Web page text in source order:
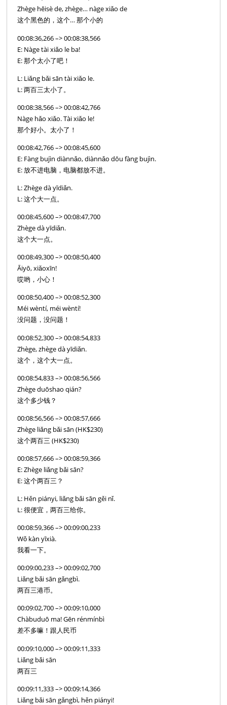
Zhège hēisè de, zhège… nàge xiǎo de
这个黑色的，这个… 那个小的
00:08:36,266 –> 00:08:38,566
E: Nàge tài xiǎo le ba!
E: 那个太小了吧！
L: Liǎng bǎi sān tài xiǎo le.
L: 两百三太小了。
00:08:38,566 –> 00:08:42,766
Nàge hǎo xiǎo. Tài xiǎo le!
那个好小。太小了！
00:08:42,766 –> 00:08:45,600
E: Fàng bujìn diànnǎo, diànnǎo dōu fàng bujìn.
E: 放不进电脑，电脑都放不进。
L: Zhège dà yīdiǎn.
L: 这个大一点。
00:08:45,600 –> 00:08:47,700
Zhège dà yīdiǎn.
这个大一点。
00:08:49,300 –> 00:08:50,400
Āiyō, xiǎoxīn!
哎哟，小心！
00:08:50,400 –> 00:08:52,300
Méi wèntí, méi wèntí!
没问题，没问题！
00:08:52,300 –> 00:08:54,833
Zhège, zhège dà yīdiǎn.
这个，这个大一点。
00:08:54,833 –> 00:08:56,566
Zhège duōshao qián?
这个多少钱？
00:08:56,566 –> 00:08:57,666
Zhège liǎng bǎi sān (HK$230)
这个两百三 (HK$230)
00:08:57,666 –> 00:08:59,366
E: Zhège liǎng bǎi sān?
E: 这个两百三？
L: Hěn piányi, liǎng bǎi sān gěi nǐ.
L: 很便宜，两百三给你。
00:08:59,366 –> 00:09:00,233
Wǒ kàn yīxià.
我看一下。
00:09:00,233 –> 00:09:02,700
Liǎng bǎi sān gǎngbì.
两百三港币。
00:09:02,700 –> 00:09:10,000
Chàbuduō ma! Gēn rénmínbì
差不多嘛！跟人民币
00:09:10,000 –> 00:09:11,333
Liǎng bǎi sān
两百三
00:09:11,333 –> 00:09:14,366
Liǎng bǎi sān gǎngbì, hěn piányi!